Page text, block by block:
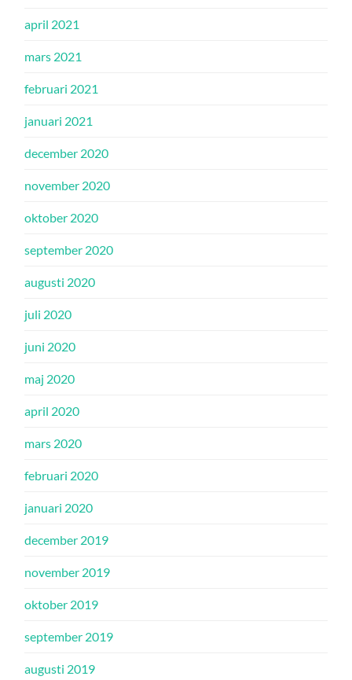
april 2021
mars 2021
februari 2021
januari 2021
december 2020
november 2020
oktober 2020
september 2020
augusti 2020
juli 2020
juni 2020
maj 2020
april 2020
mars 2020
februari 2020
januari 2020
december 2019
november 2019
oktober 2019
september 2019
augusti 2019